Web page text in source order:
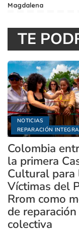
Magdalena
TE
NOTICIAS
REPARACIÓN
Colombia
la primera
Cultural para
Víctimas del
Rrom como
de reparación
colectiva